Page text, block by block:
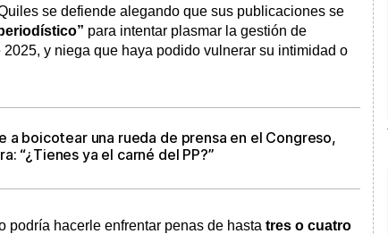
se defiende alegando que sus publicaciones se
para intentar plasmar la gestión de
y niega que haya podido vulnerar su intimidad o
a boicotear una rueda de prensa en el Congreso,
“¿Tienes ya el carné del PP?”
podría hacerle enfrentar penas de hasta tres o cuatro